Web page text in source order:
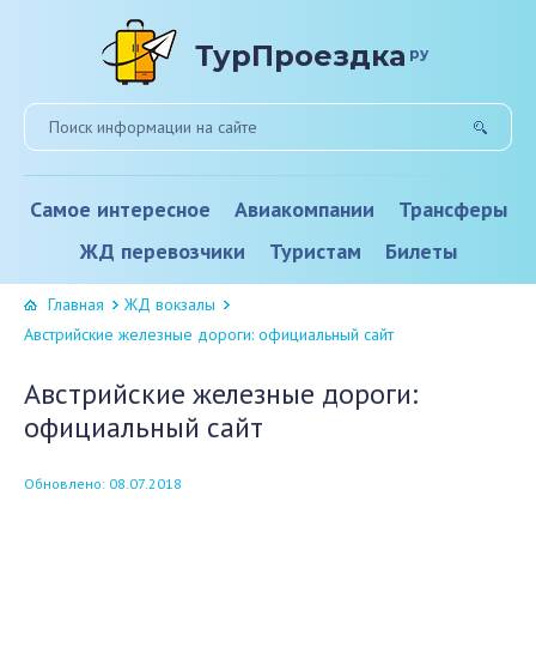
ТурПроездка ру
Самое интересное Авиакомпании
Трансферы
ЖД перевозчики
Туристам Билеты
Главная
ЖД вокзалы
Австрийские железные дороги: официальный сайт
Австрийские железные дороги:
официальный сайт
Обновлено: 08.07.2018